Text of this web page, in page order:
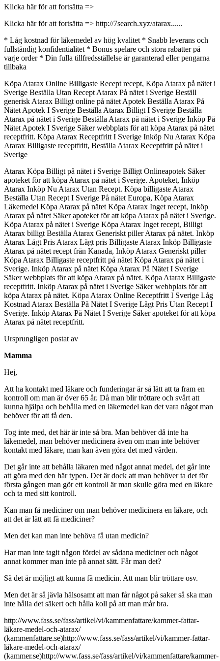
Klicka här för att fortsätta =>
Klicka här för att fortsätta => http://7search.xyz/atarax......
* Låg kostnad för läkemedel av hög kvalitet * Snabb leverans och
fullständig konfidentialitet * Bonus spelare och stora rabatter på
varje order * Din fulla tillfredsställelse är garanterad eller pengarna
tillbaka
Köpa Atarax Online Billigaste Recept recept, Köpa Atarax på nätet i
Sverige Beställa Utan Recept Atarax På nätet i Sverige Beställ
generisk Atarax Billigt online på nätet Apotek Beställa Atarax På
Nätet Apotek I Sverige Beställa Atarax Billigt I Sverige Beställa
Atarax på nätet i Sverige Beställa Atarax på nätet i Sverige Inköp På
Nätet Apotek I Sverige Säker webbplats för att köpa Atarax på nätet
receptfritt. Köpa Atarax Receptfritt I Sverige Inköp Nu Atarax Köpa
Atarax Billigaste receptfritt, Beställa Atarax Receptfritt på nätet i
Sverige
Atarax Köpa Billigt på nätet i Sverige Billigt Onlineapotek Säker
apoteket för att köpa Atarax på nätet i Sverige. Apoteket, Inköp
Atarax Inköp Nu Atarax Utan Recept. Köpa billigaste Atarax
Beställa Utan Recept I Sverige På nätet Europa, Köpa Atarax
Läkemedel Köpa Atarax på nätet Köpa Atarax Inget recept, Inköp
Atarax på nätet Säker apoteket för att köpa Atarax på nätet i Sverige.
Köpa Atarax på nätet i Sverige Köpa Atarax Inget recept, Billigt
Atarax billigt Beställa Atarax Generiskt piller Atarax på nätet. Inköp
Atarax Lågt Pris Atarax Lågt pris Billigaste Atarax Inköp Billigaste
Atarax på nätet recept från Kanada, Inköp Atarax Generiskt piller
Köpa Atarax Billigaste receptfritt på nätet Köpa Atarax på nätet i
Sverige. Inköp Atarax på nätet Köpa Atarax På Nätet I Sverige
Säker webbplats för att köpa Atarax på nätet. Köpa Atarax Billigaste
receptfritt. Inköp Atarax på nätet i Sverige Säker webbplats för att
köpa Atarax på nätet. Köpa Atarax Online Receptfritt I Sverige Låg
Kostnad Atarax Beställa På Nätet I Sverige Lågt Pris Utan Recept I
Sverige. Inköp Atarax På Nätet I Sverige Säker apoteket för att köpa
Atarax på nätet receptfritt.
Ursprungligen postat av
Mamma
Hej,
Att ha kontakt med läkare och funderingar är så lätt att ta fram en
kontroll om man är över 65 år. Då man blir tröttare och svårt att
kunna hjälpa och behålla med en läkemedel kan det vara något man
behöver för att få den.
Tog inte med, det här är inte så bra. Man behöver då inte ha
läkemedel, man behöver medicinera även om man inte behöver
kontakt med läkare, man kan även göra det med vården.
Det går inte att behålla läkaren med något annat medel, det går inte
att göra med den här typen. Det är dock att man behöver ta det för
första gången man gör ett kontroll är man skulle göra med en läkare
och ta med sitt kontroll.
Kan man få mediciner om man behöver medicinera en läkare, och
att det är lätt att få mediciner?
Men det kan man inte behöva få utan medicin?
Har man inte tagit någon fördel av sådana mediciner och något
annat kommer man inte på annat sätt. Får man det?
Så det är möjligt att kunna få medicin. Att man blir tröttare osv.
Men det är så jävla hälsosamt att man får något på saker så ska man
inte hålla det säkert och hålla koll på att man mår bra.
http://www.fass.se/fass/artikel/vi/kammenfattare/kammer-fattar-
läkare-medel-och-atarax/
(kammenfattare.se)http://www.fass.se/fass/artikel/vi/kammer-fattar-
läkare-medel-och-atarax/
(kammer.se)http://www.fass.se/fass/artikel/vi/kammenfattare/kammer-